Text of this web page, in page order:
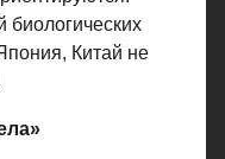
биологических
Китай не